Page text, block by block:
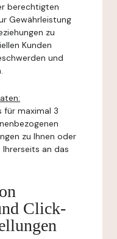
berechtigten
Gewährleistung
zu
Kunden
und
für maximal 3
zu Ihnen oder
an das
Click-